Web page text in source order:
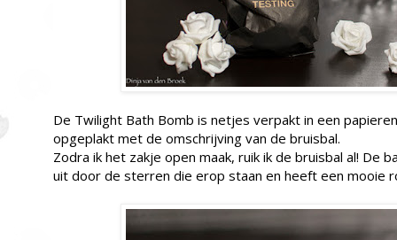
De Twilight Bath Bomb is netjes verpakt in een
opgeplakt met de omschrijving van de bruisbal.
Zodra ik het zakje open maak, ruik ik de bruisbal al! De
uit door de sterren die erop staan en heeft een mooie